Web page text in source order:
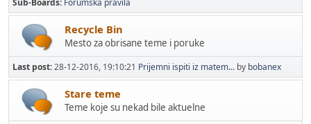
Sub-Boards Forumska pravila
Recycle Bin
Mesto za obrisane teme i poruke
Last post:28-12-2016, 19:10:21 Prijemni ispiti iz matem... by bobanex
Stare teme
Teme koje su nekad bile aktuelne